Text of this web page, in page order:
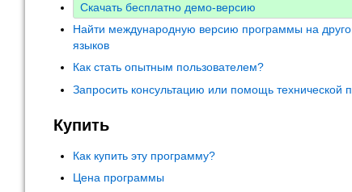
Скачать бесплатно демо-версию
Найти международную версию программы на
языков
Как стать опытным пользователем?
Запросить консультацию или помощь технической
Купить
Как купить эту программу?
Цена программы